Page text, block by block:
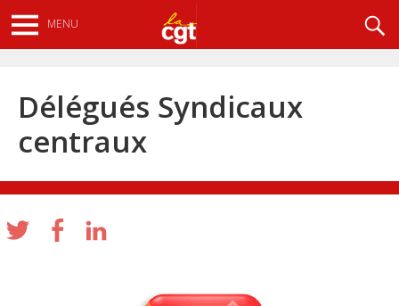
au
contenu
MENU
Délégués Syndicaux
centraux